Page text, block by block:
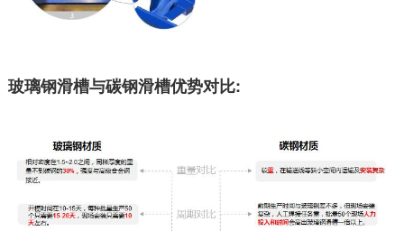
玻璃钢滑槽与碳钢滑槽优势对比: